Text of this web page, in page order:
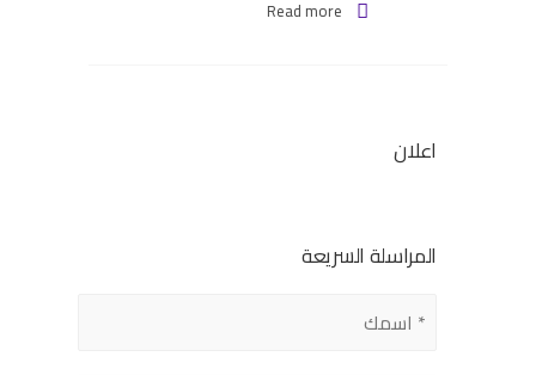
Read more
اعلان
المراسلة السريعة